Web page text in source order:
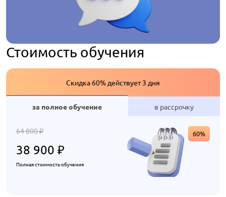
Стоимость обучения
Скидка 60% действует 3 дня
за полное обучение в рассрочку
64 800₽
38 900 ₽
Полная стоимость обучения
60%